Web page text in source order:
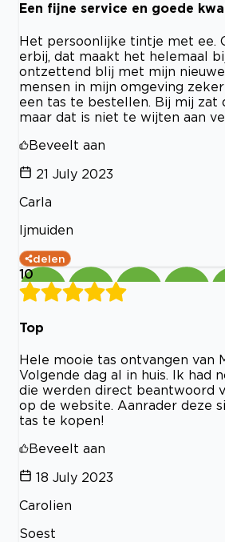
Een fijne service en goede
Het persoonlijke tintje met ee.
erbij, dat maakt het helemaal
ontzettend blij met mijn
mensen in mijn omgeving
een tas te bestellen. Bij mij zat
maar dat is niet te wijten aan
Beveelt aan
21 July 2023
Carla
Ijmuiden
delen
10
Top
Hele mooie tas ontvangen van
Volgende dag al in huis. Ik had
die werden direct beantwoord
op de website. Aanrader deze
tas te kopen!
Beveelt aan
18 July 2023
Carolien
Soest